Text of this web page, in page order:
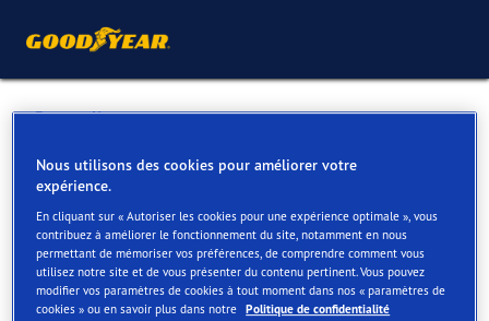
Retour liste
SALES-LENTZ (S.L.A. ITS)
Services disponibles en ligne et en magasin
Contact Services
Nous utilisons des cookies pour améliorer votre
expérience.
En cliquant sur « Autoriser les cookies pour une expérience optimale », vous
contribuez à améliorer le fonctionnement du site, notamment en nous
permettant de mémoriser vos préférences, de comprendre comment vous
utilisez notre site et de vous présenter du contenu pertinent. Vous pouvez
modifier vos paramètres de cookies à tout moment dans nos « paramètres de
cookies » ou en savoir plus dans notre Politique de confidentialité